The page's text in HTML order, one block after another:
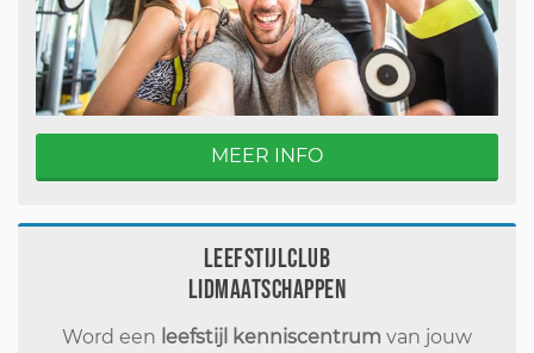
MEER INFO
Leefstijlclub
Lidmaatschappen
Word een leefstijl kenniscentrum van jouw